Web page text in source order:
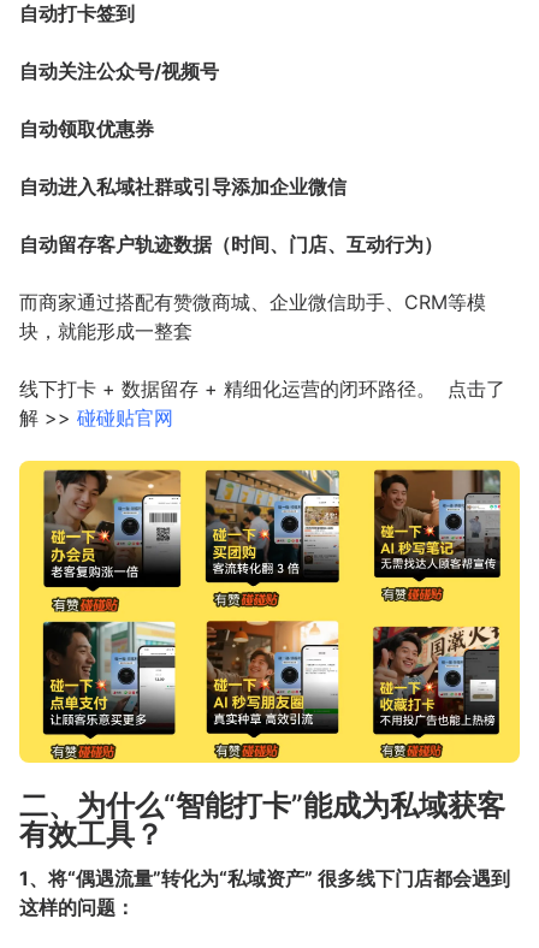
自动打卡签到
自动关注公众号/视频号
自动领取优惠券
自动进入私域社群或引导添加企业微信
自动留存客户轨迹数据（时间、门店、互动行为）
而商家通过搭配有赞微商城、企业微信助手、CRM等模
块，就能形成一整套
线下打卡 + 数据留存 + 精细化运营的闭环路径。 点击了
解 >> 碰碰贴官网
二、为什么“智能打卡”能成为私域获客
有效工具？
1、将“偶遇流量”转化为“私域资产” 很多线下门店都会遇到
这样的问题：